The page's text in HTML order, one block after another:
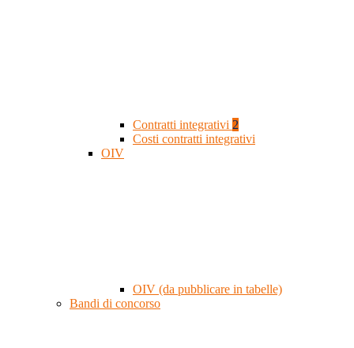
Contratti integrativi 2
Costi contratti integrativi
OIV
OIV (da pubblicare in tabelle)
Bandi di concorso